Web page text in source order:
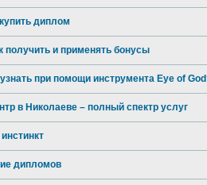
диплом
получить и применять бонусы
при помощи инструмента Eye of
в Николаеве – полный спектр услуг
дипломов